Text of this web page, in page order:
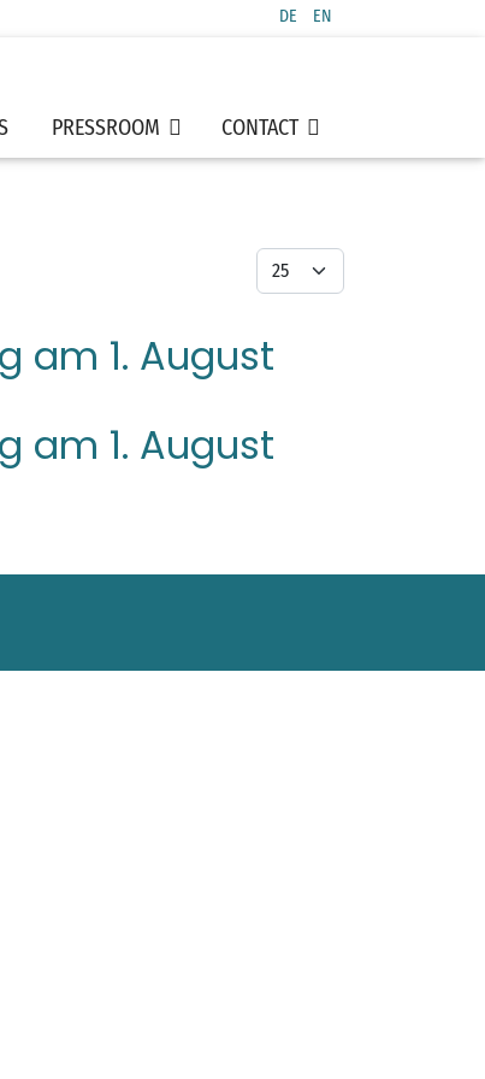
Select your language
DE EN
PRESSROOM CONTACT
Display #
am 1. August
am 1. August